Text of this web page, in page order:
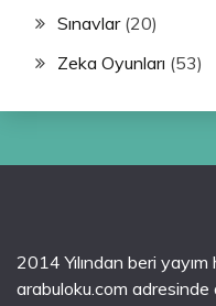
Sınavlar(20)
Zeka Oyunları (53)
2014 Yılından beri
arabuloku.com